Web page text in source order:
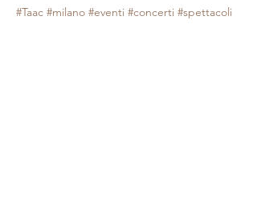
#Taac #milano #eventi #concerti #spettacoli